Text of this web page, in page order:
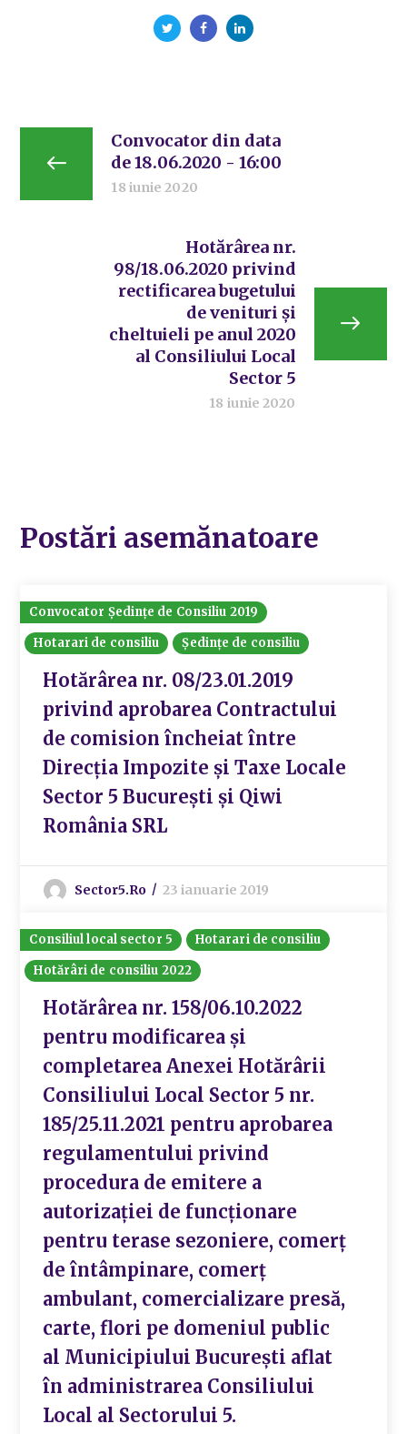
Convocator din data
de 18.06.2020 - 16:00
18 iunie 2020
Hotărârea nr.
98/18.06.2020 privind
rectificarea bugetului
de venituri și
cheltuieli pe anul 2020
al Consiliului Local
Sector 5
18 iunie 2020
Postări asemănatoare
Convocator Ședințe de Consiliu 2019
Hotarari de consiliu
Ședințe de consiliu
Hotărârea nr. 08/23.01.2019
privind aprobarea Contractului
de comision încheiat între
Direcția Impozite și Taxe Locale
Sector 5 București și Qiwi
România SRL
Sector5.ro 23 ianuarie 2019
Consiliul local sector 5
Hotarari de consiliu
Hotărâri de consiliu 2022
Hotărârea nr. 158/06.10.2022
pentru modificarea și
completarea Anexei Hotărârii
Consiliului Local Sector 5 nr.
185/25.11.2021 pentru aprobarea
regulamentului privind
procedura de emitere a
autorizației de funcționare
pentru terase sezoniere, comerț
de întâmpinare, comerț
ambulant, comercializare presă,
carte, flori pe domeniul public
al Municipiului București aflat
în administrarea Consiliului
Local al Sectorului 5.